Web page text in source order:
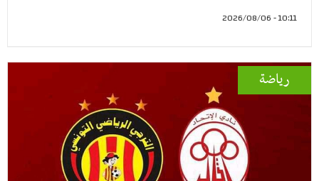
10:11 - 2026/08/06
رياضة